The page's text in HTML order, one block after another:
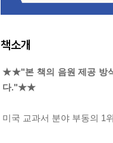
책소개
★★"본 책의 음원 제공 방식
다."★★
미국 교과서 분야 부동의 1